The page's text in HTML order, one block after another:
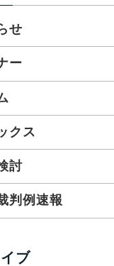
せ
ー
クス
討
判例速報
ブ